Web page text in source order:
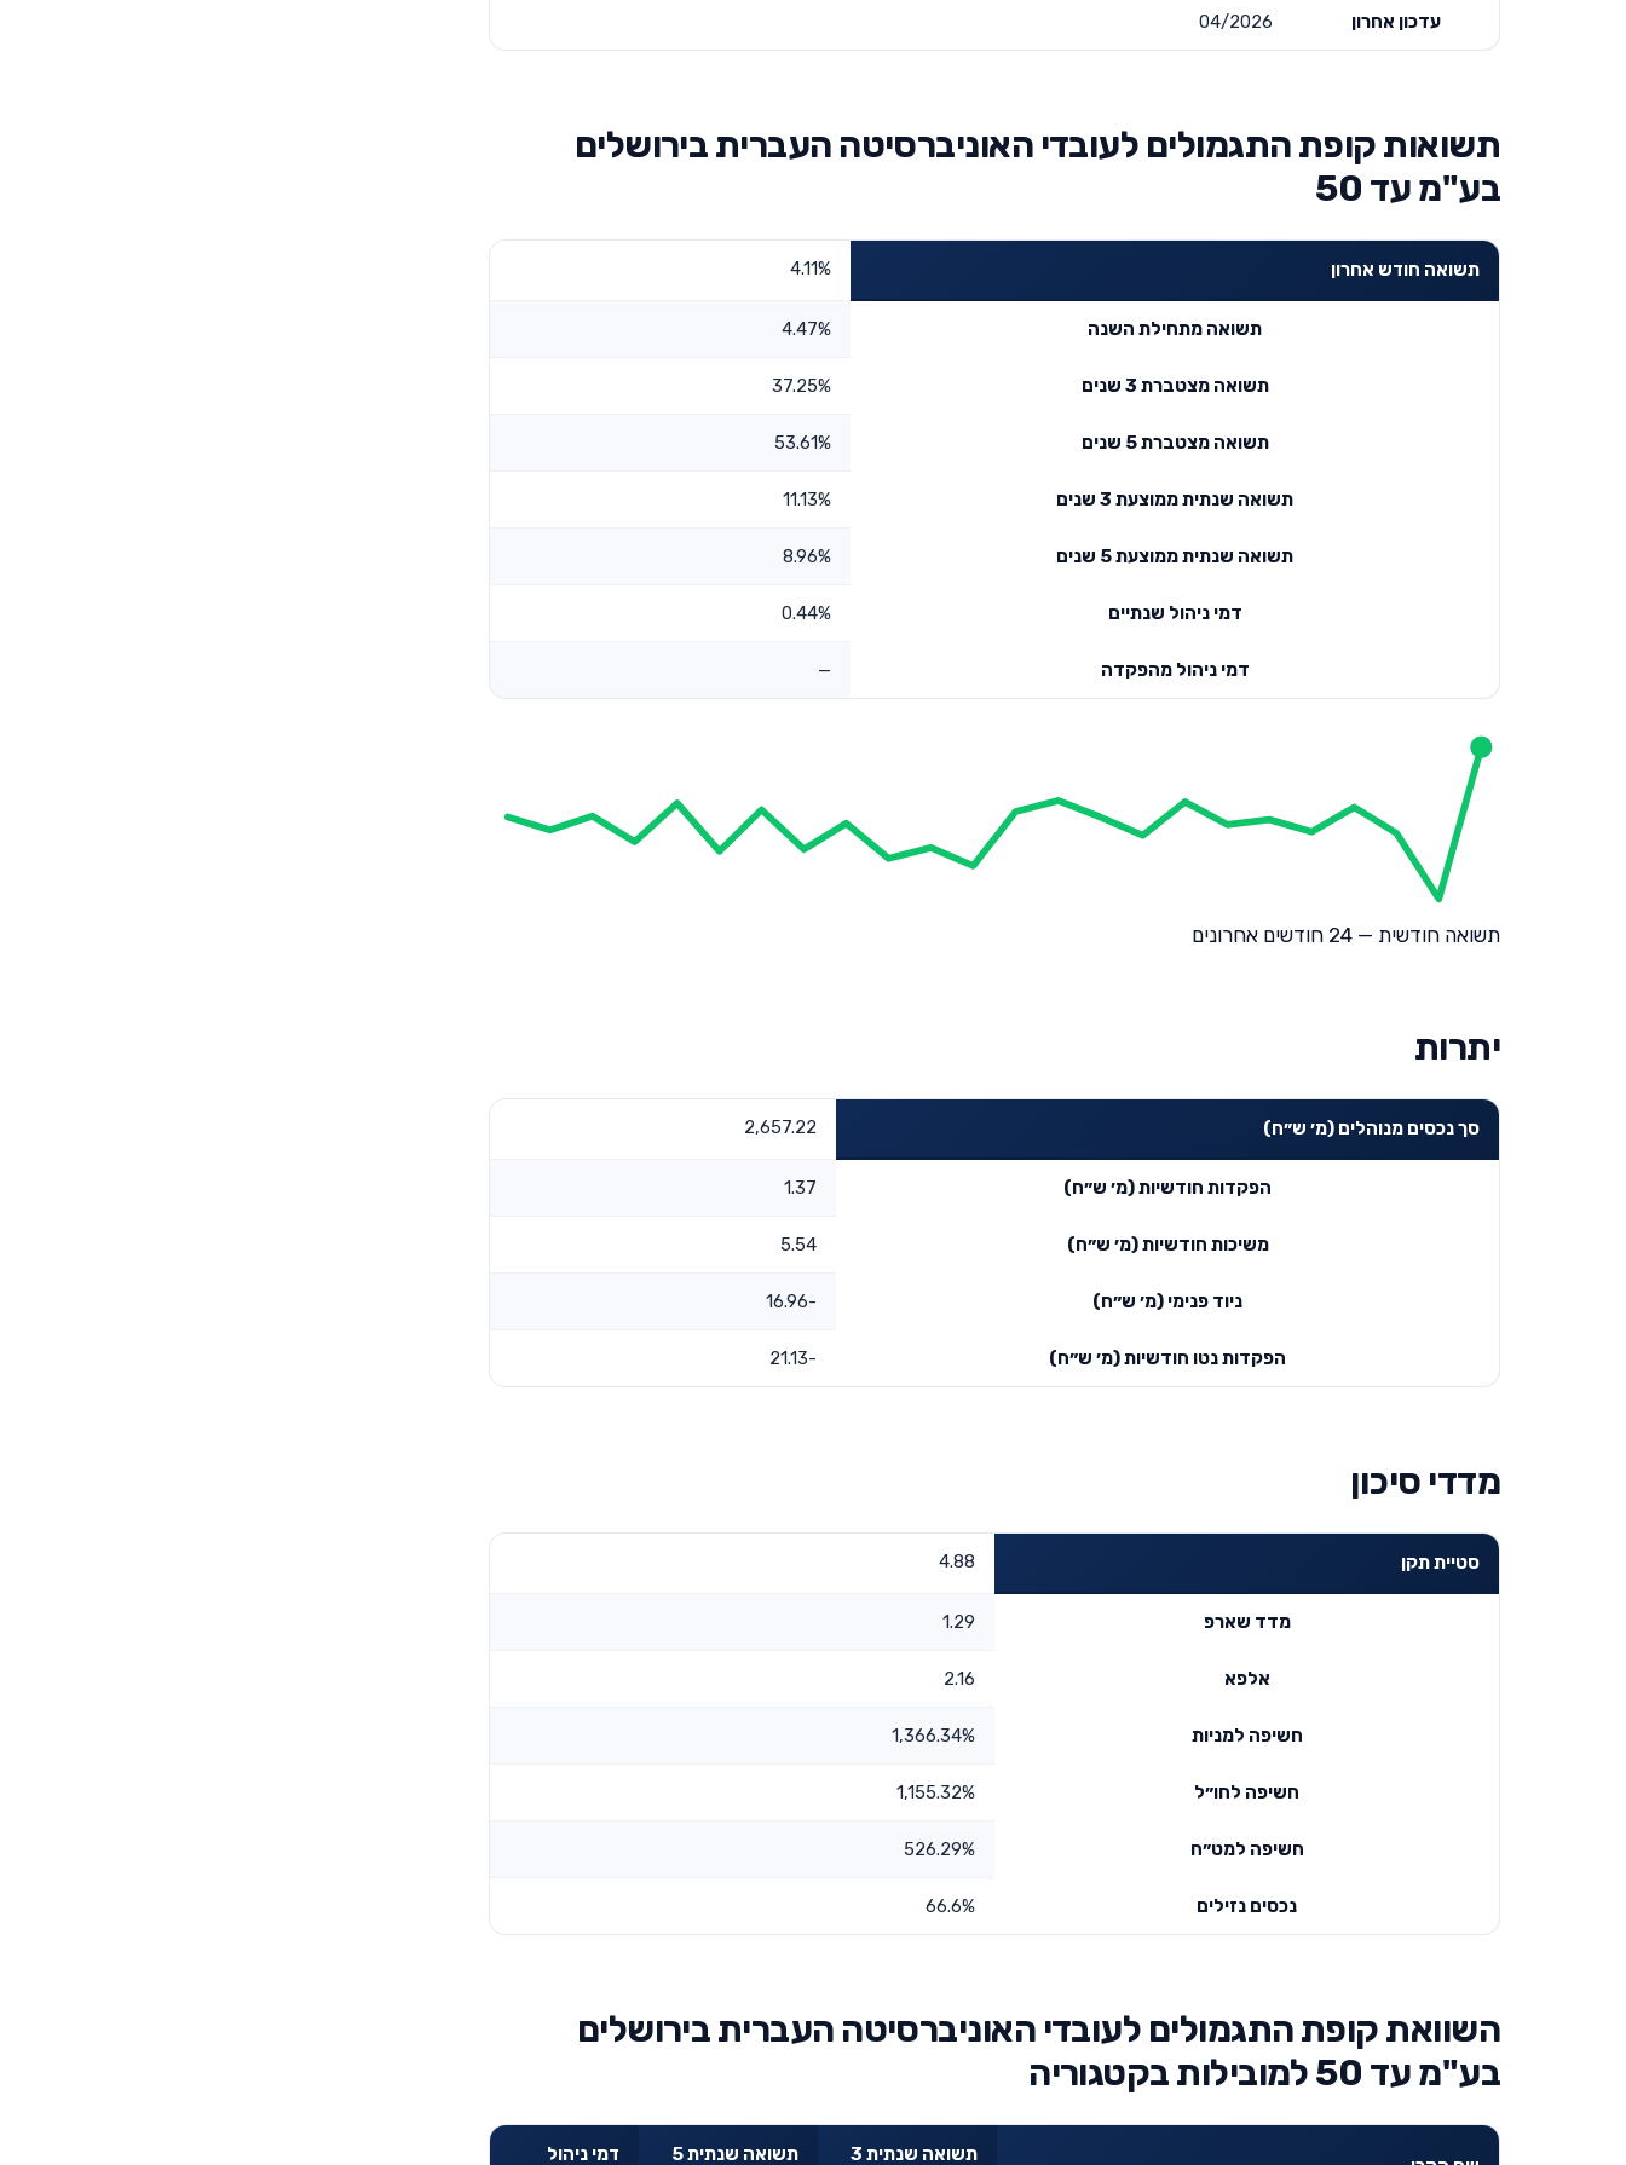
עדכון אחרון 04/2026
תשואות קופת התגמולים לעובדי האוניברסיטה העברית בירושלים
בע"מ עד 50
תשואה חודש אחרון 4.11%
תשואה מתחילת השנה 4.47%
תשואה מצטברת 3 שנים 37.25%
תשואה מצטברת 5 שנים 53.61%
תשואה שנתית ממוצעת 3 שנים 11.13%
תשואה שנתית ממוצעת 5 שנים 8.96%
דמי ניהול שנתיים 0.44%
דמי ניהול מהפקדה —
תשואה חודשית — 24 חודשים אחרונים
יתרות
סך נכסים מנוהלים (מ׳ ש״ח) 2,657.22
הפקדות חודשיות (מ׳ ש״ח) 1.37
משיכות חודשיות (מ׳ ש״ח) 5.54
ניוד פנימי (מ׳ ש״ח) -16.96
הפקדות נטו חודשיות (מ׳ ש״ח) -21.13
מדדי סיכון
סטיית תקן 4.88
מדד שארפ 1.29
אלפא 2.16
חשיפה למניות 1,366.34%
חשיפה לחו״ל 1,155.32%
חשיפה למט״ח 526.29%
נכסים נזילים 66.6%
השוואת קופת התגמולים לעובדי האוניברסיטה העברית בירושלים
בע"מ עד 50 למובילות בקטגוריה
תשואה שנתית 3 תשואה שנתית 5 דמי ניהול